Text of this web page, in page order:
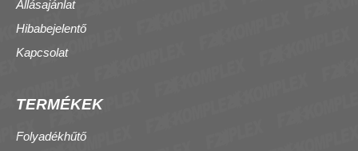
Állásajánlat
Hibabejelentő
Kapcsolat
TERMÉKEK
Folyadékhűtő